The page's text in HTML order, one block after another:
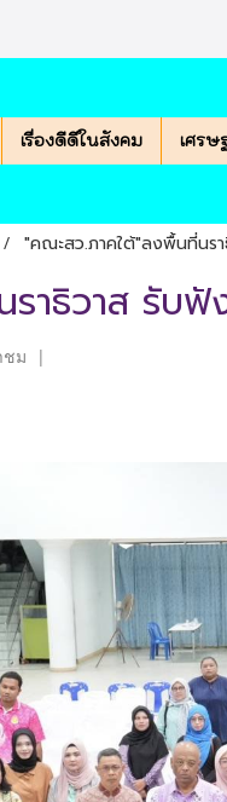
เรื่องดีดีในสังคม เศรษ
"คณะสว.ภาคใต้"ลงพื้นที่นร
าธิวาส รับ
ชม |